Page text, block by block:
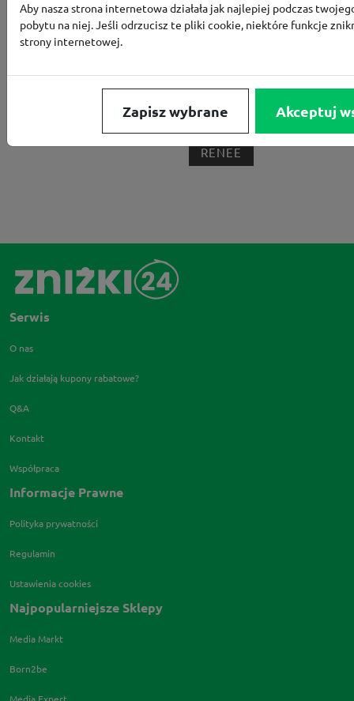
BORN2BE
KOMFORT CCC SMYK
LOUNGE BY ZALANDO
BIG STAR
BIEDRONKA HOME
RENEE
Serwis
O nas
Jak działają kupony rabatowe?
Q&A
Kontakt
Współpraca
Informacje Prawne
Polityka prywatności
Regulamin
Ustawienia cookies
Najpopularniejsze Sklepy
Media Markt
Born2be
Aby nasza strona internetowa działała jak najlepiej podczas
pobytu na niej. Jeśli odrzucisz te pliki cookie, niektóre funkcje
strony internetowej.
Zapisz wybrane Akceptuj